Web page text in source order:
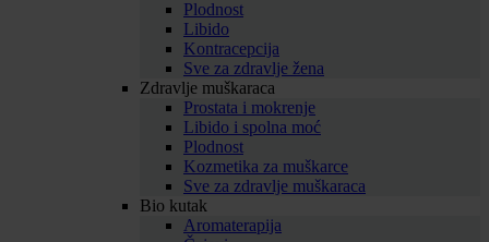
Plodnost
Libido
Kontracepcija
Sve za zdravlje žena
Zdravlje muškaraca
Prostata i mokrenje
Libido i spolna moć
Plodnost
Kozmetika za muškarce
Sve za zdravlje muškaraca
Bio kutak
Aromaterapija